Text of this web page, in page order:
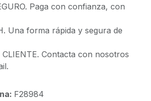
Paga con confianza, con
Una forma rápida y segura de
CLIENTE. Contacta con nosotros
F28984